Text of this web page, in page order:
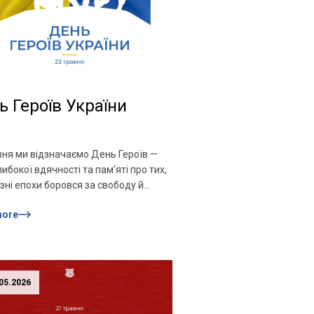
Героїв України
ми відзначаємо День Героїв —
вдячності та пам’яті про тих,
епохи боровся за свободу й
прикладів мужності,
відданість Батьківщині та
відстоювати її майбутнє.
до них належать і новітні […]